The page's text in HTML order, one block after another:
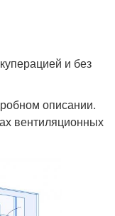
и без
описании.
вентиляционных